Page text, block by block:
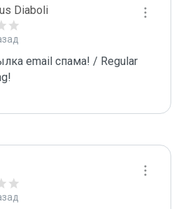
Diaboli
email спама! / Regular